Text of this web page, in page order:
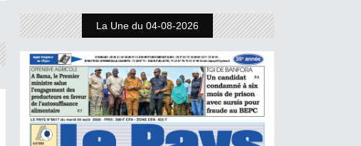
La Une du 04-08-2026